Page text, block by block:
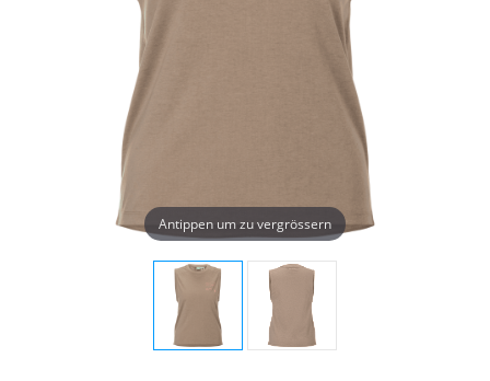
Antippen um zu vergrössern